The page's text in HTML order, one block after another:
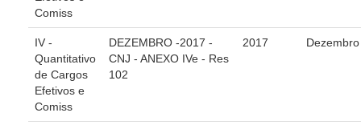
Mapa do site
META 9 do CNJ
Pauta Digital
PJE
Comiss
IV -
Quantitativo
de Cargos
Efetivos e
Comiss
DEZEMBRO -2017 -
CNJ - ANEXO IVe - Res
102
2017 Dezembro